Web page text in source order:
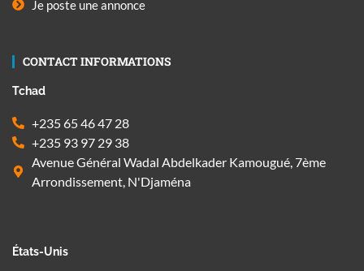
Je poste une annonce
CONTACT INFORMATIONS
Tchad
+235 65 46 47 28
+235 93 97 29 38
Avenue Général Wadal Abdelkader Kamougué, 7ème
Arrondissement, N'Djaména
États-Unis